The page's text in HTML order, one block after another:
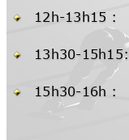
12h-13h15 :
13h30-15h15:
15h30-16h :